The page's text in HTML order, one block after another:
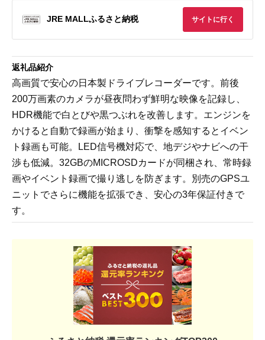
JRE MALLふるさと納税 サイトに行く
返礼品紹介
高画質で安心の日本製ドライブレコーダーです。前後
200万画素のカメラが昼夜問わず鮮明な映像を記録し、
HDR機能で白とびや黒つぶれを改善します。エンジンを
かけると自動で録画が始まり、衝撃を感知するとイベン
ト録画も可能。LED信号機対応で、地デジやナビへの干
渉も低減。32GBのMICROSDカードが同梱され、常時録
画やイベント録画で撮り逃しを防ぎます。別売のGPSユ
ニットでさらに機能を拡張でき、安心の3年保証付きで
す。